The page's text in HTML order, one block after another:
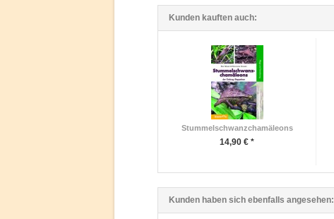
Kunden kauften auch:
Stummelschwanzchamäleons
14,90 € *
Kunden haben sich ebenfalls angesehen: